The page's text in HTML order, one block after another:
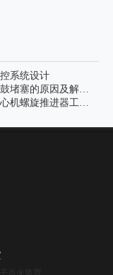
系统设计
离心机转鼓堵塞的原因及解决办法
钻井液离心机螺旋推进器工艺要求